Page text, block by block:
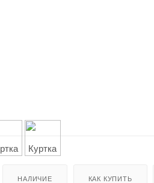
НАЛИЧИЕ КАК КУПИТЬ